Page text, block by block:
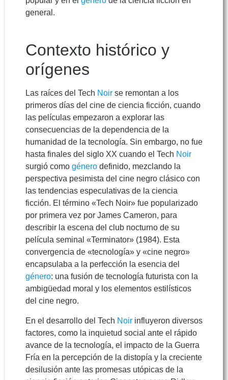
general.
Contexto histórico y
orígenes
Las raíces del Tech Noir se remontan a los
primeros días del cine de ciencia ficción, cuando
las películas empezaron a explorar las
consecuencias de la dependencia de la
humanidad de la tecnología. Sin embargo, no fue
hasta finales del siglo XX cuando el Tech Noir
surgió como género definido, mezclando la
perspectiva pesimista del cine negro clásico con
las tendencias especulativas de la ciencia
ficción. El término «Tech Noir» fue popularizado
por primera vez por James Cameron, para
describir la escena del club nocturno de su
película seminal «Terminator» (1984). Esta
convergencia de «tecnología» y «cine negro»
encapsulaba a la perfección la esencia del
género: una fusión de tecnología futurista con la
ambigüedad moral y los elementos estilísticos
del cine negro.
En el desarrollo del Tech Noir influyeron diversos
factores, como la inquietud social ante el rápido
avance de la tecnología, el impacto de la Guerra
Fría en la percepción de la distopía y la creciente
desilusión ante las promesas utópicas de la